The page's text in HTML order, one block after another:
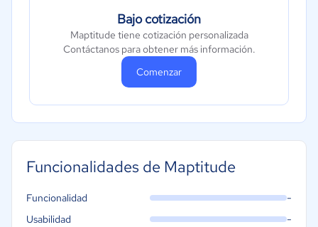
Bajo cotización
Maptitude tiene cotización personalizada
Contáctanos para obtener más información.
Comenzar
Funcionalidades de Maptitude
Funcionalidad -
Usabilidad -